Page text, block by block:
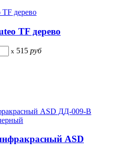
TF дерево
x 515 руб
ASD